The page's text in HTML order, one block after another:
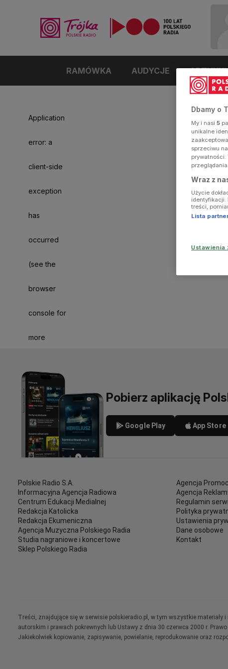
RAMÓWKA AUDYCJE
Application
error: a
client-side
exception
has
occurred
(see the
browser
console for
more
Pobierz aplikację
Google Play App Store
Polskie Radio S.A.
Informacyjna Agencja Radiowa
Centrum Edukacji Medialnej
Redakcja Katolicka
Redakcja Ekumeniczna
Agencja Muzyczna Polskiego Radia
Studia nagraniowe i koncertowe
Sklep Polskiego Radia
Agencja
Agencja
Regulamin
Polityka
Ustawienia
Dane osobowe
Kontakt
Treści, znajdujące się w serwisie polskieradio.pl, w tym wszystkie
autorskim i prawach pokrewnych lub Ustawy z dnia 30 czerwca 2000 r.
Jakiekolwiek kopiowanie, zapisywanie, powielanie, reprodukowanie oraz
Dbamy o
My i nasi 5
unikalne
sprzeciwu
prywatności.
przeglądania.
Wraz z
Użycie
identyfikacji.
treści,
Lista
Ustawienia